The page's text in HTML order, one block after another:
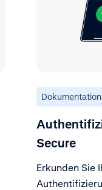
Dokumentation
Secure
Erkunden Sie